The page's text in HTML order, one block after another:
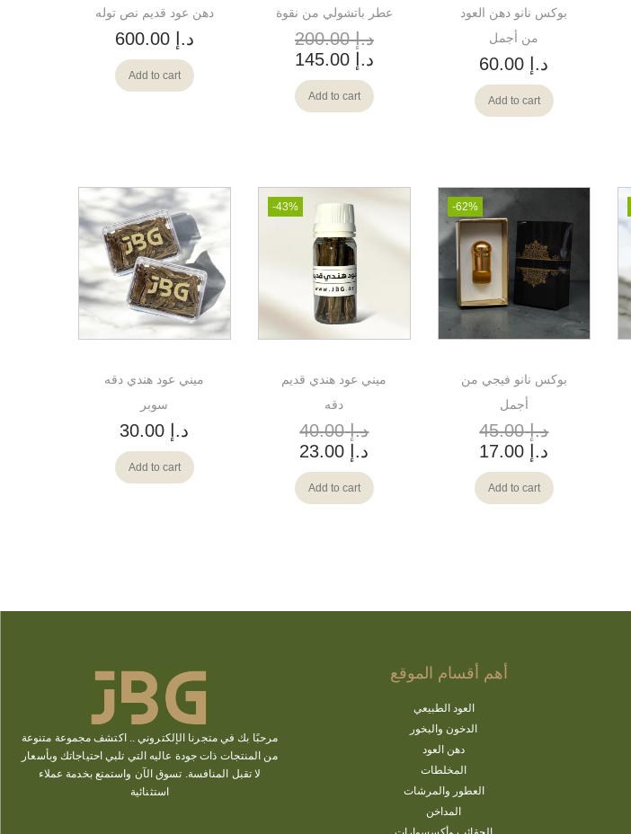
دهن عود قديم نص توله
د.إ 600.00
Add to cart
عطر باتشولي من نقوة
د.إ200.00
د.إ 145.00
Add to cart
بوكس نانو دهن العود
من أجمل
د.إ
Add to cart
ميني عود هندي دقه
سوبر
د.إ
Add to cart
-43%
ميني عود هندي قديم
دقه
د.إ40.00
د.إ
Add to cart
-62%
بوكس نانو فيجي من
أجمل
د.إ45.00
د.إ
Add to cart
مرحبًا بك في متجرنا الإلكتروني ..اكتشفمجموعة متنوعة
من المنتجات ذات جودة عاليه التي تلبي احتياجاتك وبأسعار
لا تقبل المنافسة. تسوق الآن واستمتع بخدمة عملاء
استثنائية
أهم أقسام الموقع
العود الطبيعي
الدخون والبخور
دهن العود
المخلطات
العطور والمرشات
المداخن